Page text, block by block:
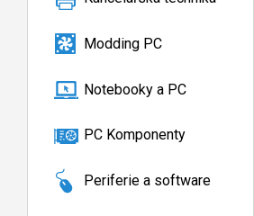
Modding PC
Notebooky a PC
PC Komponenty
Periferie a software